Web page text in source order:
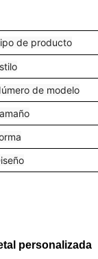
de producto
de modelo
personalizada